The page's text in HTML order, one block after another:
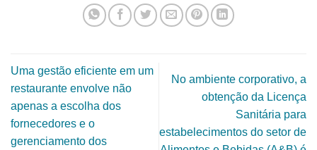
Uma gestão eficiente em um
restaurante envolve não
apenas a escolha dos
fornecedores e o
gerenciamento dos
No ambiente corporativo, a
obtenção da Licença
Sanitária para
estabelecimentos do setor de